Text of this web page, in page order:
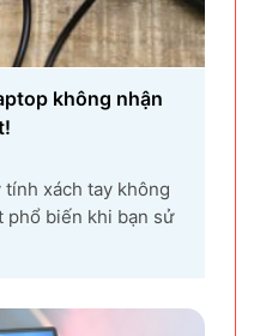
không nhận
xách tay không
phổ biến khi bạn sử